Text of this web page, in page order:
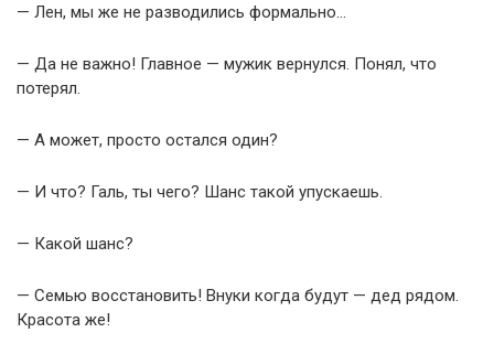
— Лен, мы же не разводились формально…
— Да не важно! Главное — мужик вернулся. Понял, что
потерял.
— А может, просто остался один?
— И что? Галь, ты чего? Шанс такой упускаешь.
— Какой шанс?
— Семью восстановить! Внуки когда будут — дед рядом.
Красота же!